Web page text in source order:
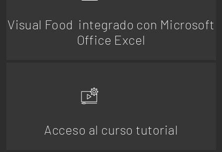
Visual Food integrado con Microsoft
Office Excel
Acceso al curso tutorial